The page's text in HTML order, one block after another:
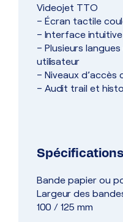
Videojet TTO
– Écran tactile
– Interface
– Plusieurs
utilisateur
– Niveaux
– Audit trail et
Bande papier ou
Largeur des
100 / 125 mm